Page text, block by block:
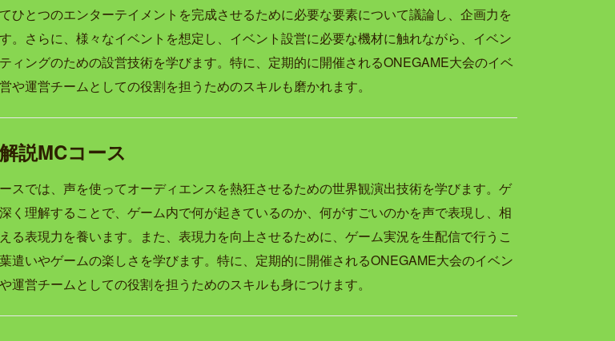
ひとつのエンターテイメントを完成させるために必要な要素について議論し、企画力を
。さらに、様々なイベントを想定し、イベント設営に必要な機材に触れながら、イベン
ィングのための設営技術を学びます。特に、定期的に開催されるONEGAME大会のイベ
や運営チームとしての役割を担うためのスキルも磨かれます。
説MCコース
スでは、声を使ってオーディエンスを熱狂させるための世界観演出技術を学びます。ゲ
く理解することで、ゲーム内で何が起きているのか、何がすごいのかを声で表現し、相
る表現力を養います。また、表現力を向上させるために、ゲーム実況を生配信で行うこ
遣いやゲームの楽しさを学びます。特に、定期的に開催されるONEGAME大会のイベン
運営チームとしての役割を担うためのスキルも身につけます。